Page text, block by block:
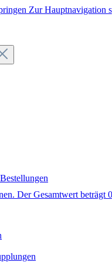
Zur Hauptnavigation
Bestellungen
Der Gesamtwert beträgt